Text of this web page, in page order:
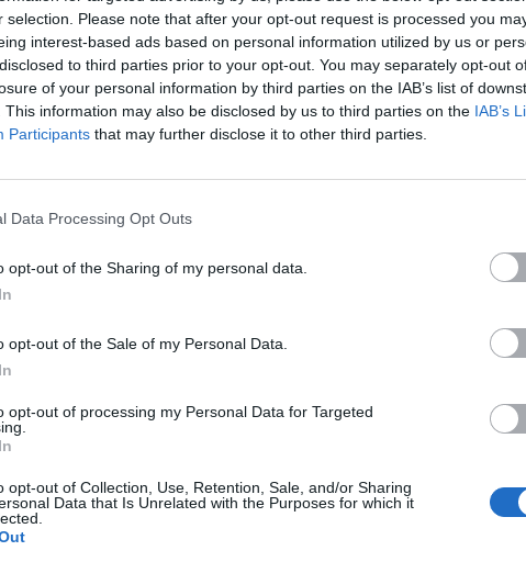
selection. Please note that after your opt-out request is processed you
interest-based ads based on personal information utilized by us or
to third parties prior to your opt-out. You may separately opt-out
of your personal information by third parties on the IAB’s list of
This information may also be disclosed by us to third parties on the IAB’s
Participants that may further disclose it to other third parties.
Data Processing Opt Outs
opt-out of the Sharing of my personal data.
opt-out of the Sale of my Personal Data.
opt-out of processing my Personal Data for Targeted
opt-out of Collection, Use, Retention, Sale, and/or Sharing
Data that Is Unrelated with the Purposes for which it
magyar melósok: ingyen sör és jégkrém jár
a gyárakban
A kánikula elleni védekezést bonyolítja, hogy a
energiafogyasztásukat is mérsékelniük kell.
2026.
ára